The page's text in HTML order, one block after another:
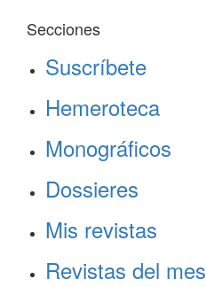
Secciones
Suscríbete
Hemeroteca
Monográficos
Dossieres
Mis revistas
Revistas del mes